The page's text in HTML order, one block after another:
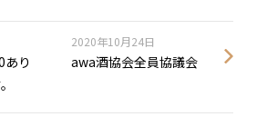
あり
2020年10月24日
awa酒協会全員協議会